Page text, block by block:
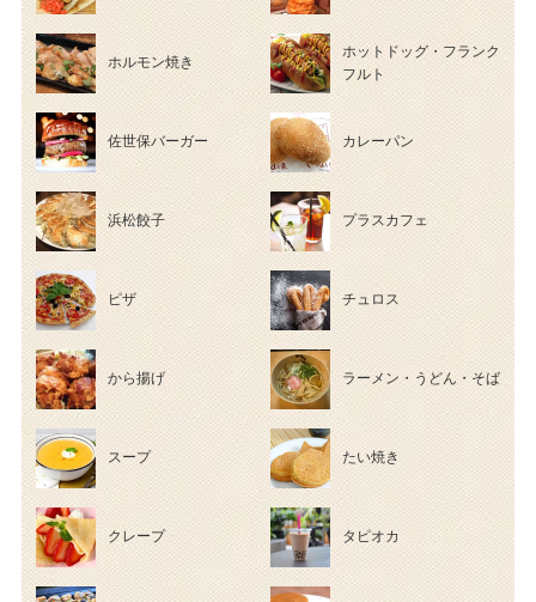
ホルモン焼き
ホットドッグ・フランク
フルト
佐世保バーガー カレーパン
浜松餃子 プラスカフェ
ピザ チュロス
から揚げ ラーメン・うどん・そば
スープ たい焼き
クレープ タピオカ